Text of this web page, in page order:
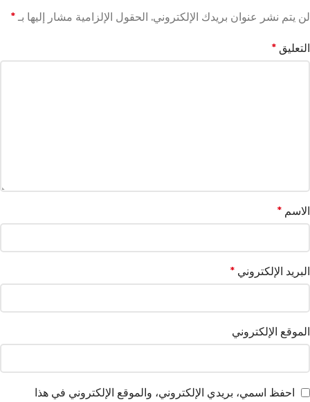
لن يتم نشر عنوان بريدك الإلكتروني. الحقول الإلزامية مشار إليها بـ *
التعليق *
الاسم *
البريد الإلكتروني *
الموقع الإلكتروني
احفظ اسمي، بريدي الإلكتروني، والموقع الإلكتروني في هذا